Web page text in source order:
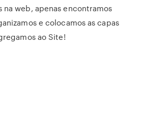
web, apenas encontramos
e colocamos as capas
ao Site!